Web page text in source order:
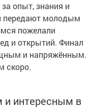
опыт, знания и
передают молодым
пожелали
и открытий. Финал
и напряжённым.
скоро.
интересным в